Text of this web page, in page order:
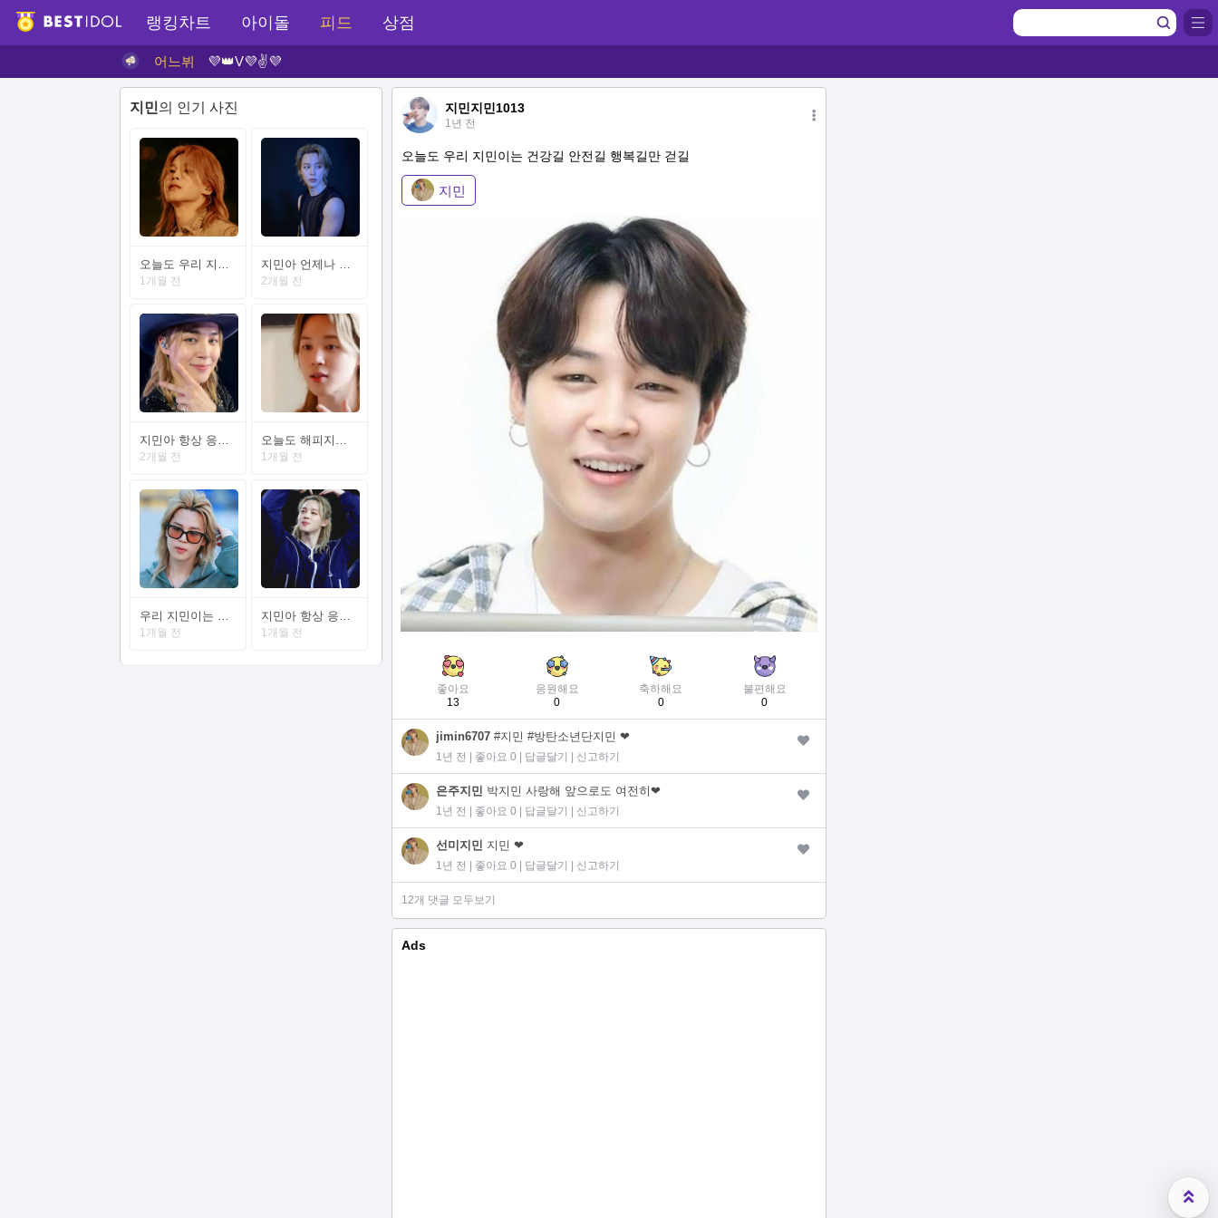
랭킹차트 아이돌 피드 상점
어느뷔 💜👑V💜✌💜
지민의 인기 사진
오늘도 우리 지민이는 웃는하루 좋은하루가 되길
1개월 전
지민아 언제나 사랑한다
2개월 전
지민아 항상 응원하고 사랑해💛💛💛
2개월 전
오늘도 해피지민데이 하세요
1개월 전
우리 지민이는 오늘도 세상에서 가장 밝게 빛나길
1개월 전
지민아 항상 응원하고 사랑해💛💛💛
1개월 전
지민지민1013
1년 전
오늘도 우리 지민이는 건강길 안전길 행복길만 걷길
지민
좋아요
13
응원해요
0
축하해요
0
불편해요
0
jimin6707 #지민 #방탄소년단지민 ❤
1년 전 | 좋아요 0 | 답글달기 신고하기
은주지민 박지민 사랑해 앞으로도 여전히❤
1년 전 | 좋아요 0 | 답글달기 신고하기
선미지민 지민 ❤
1년 전 | 좋아요 0 | 답글달기 신고하기
12개 댓글 모두보기
Ads